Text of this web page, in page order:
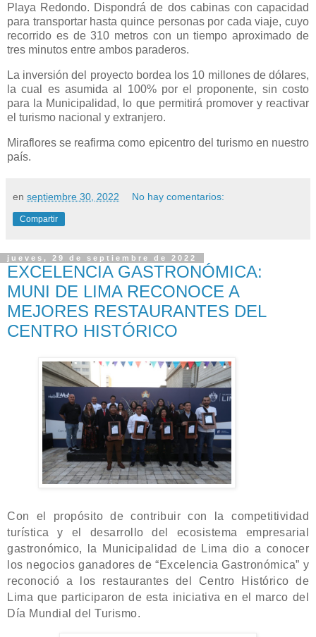
Playa Redondo. Dispondrá de dos cabinas con capacidad
para transportar hasta quince personas por cada viaje, cuyo
recorrido es de 310 metros con un tiempo aproximado de
tres minutos entre ambos paraderos.
La inversión del proyecto bordea los 10 millones de dólares,
la cual es asumida al 100% por el proponente, sin costo
para la Municipalidad, lo que permitirá promover y reactivar
el turismo nacional y extranjero.
Miraflores se reafirma como epicentro del turismo en nuestro
país.
en septiembre 30, 2022 No hay comentarios:
Compartir
jueves, 29 de septiembre de 2022
EXCELENCIA GASTRONÓMICA:
MUNI DE LIMA RECONOCE A
MEJORES RESTAURANTES DEL
CENTRO HISTÓRICO
Con el propósito de contribuir con la competitividad
turística y el desarrollo del ecosistema empresarial
gastronómico, la Municipalidad de Lima dio a conocer
los negocios ganadores de “Excelencia Gastronómica” y
reconoció a los restaurantes del Centro Histórico de
Lima que participaron de esta iniciativa en el marco del
Día Mundial del Turismo.